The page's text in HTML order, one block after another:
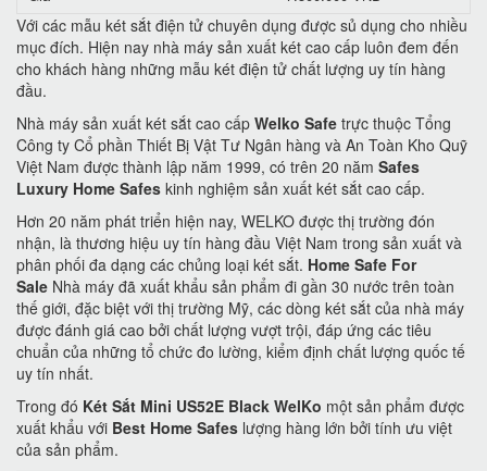
Với các mẫu két sắt điện tử chuyên dụng được sủ dụng cho nhiều
mục đích. Hiện nay nhà máy sản xuất két cao cấp luôn đem đến
cho khách hàng những mẫu két điện tử chất lượng uy tín hàng
đầu.
Nhà máy sản xuất két sắt cao cấp Welko Safe trực thuộc Tổng
Công ty Cổ phần Thiết Bị Vật Tư Ngân hàng và An Toàn Kho Quỹ
Việt Nam được thành lập năm 1999, có trên 20 năm Safes
Luxury Home Safes kinh nghiệm sản xuất két sắt cao cấp.
Hơn 20 năm phát triển hiện nay, WELKO được thị trường đón
nhận, là thương hiệu uy tín hàng đầu Việt Nam trong sản xuất và
phân phối đa dạng các chủng loại két sắt. Home Safe For
Sale Nhà máy đã xuất khẩu sản phẩm đi gần 30 nước trên toàn
thế giới, đặc biệt với thị trường Mỹ, các dòng két sắt của nhà máy
được đánh giá cao bởi chất lượng vượt trội, đáp ứng các tiêu
chuẩn của những tổ chức đo lường, kiểm định chất lượng quốc tế
uy tín nhất.
Trong đó Két Sắt Mini US52E Black WelKo một sản phẩm được
xuất khẩu với Best Home Safes lượng hàng lớn bởi tính ưu việt
của sản phẩm.